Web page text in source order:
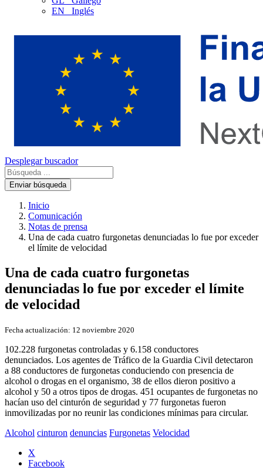
EN
Inglés
Desplegar buscador
Enviar búsqueda
Inicio
Comunicación
Notas de prensa
Una de cada cuatro furgonetas denunciadas lo fue por exceder
el límite de velocidad
Una de cada cuatro furgonetas
denunciadas lo fue por exceder el límite
de velocidad
Fecha actualización: 12 noviembre 2020
102.228 furgonetas controladas y 6.158 conductores
denunciados. Los agentes de Tráfico de la Guardia Civil detectaron
a 88 conductores de furgonetas conduciendo con presencia de
alcohol o drogas en el organismo, 38 de ellos dieron positivo a
alcohol y 50 a otros tipos de drogas. 451 ocupantes de furgonetas no
hacían uso del cinturón de seguridad y 77 furgonetas fueron
inmovilizadas por no reunir las condiciones mínimas para circular.
Alcohol cinturon denuncias Furgonetas Velocidad
X
Facebook